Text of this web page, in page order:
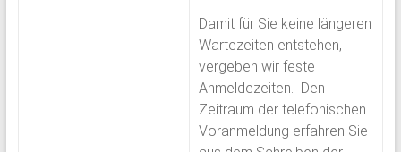
Damit für Sie keine längeren
Wartezeiten entstehen,
vergeben wir feste
Anmeldezeiten. Den
Zeitraum der telefonischen
Voranmeldung erfahren Sie